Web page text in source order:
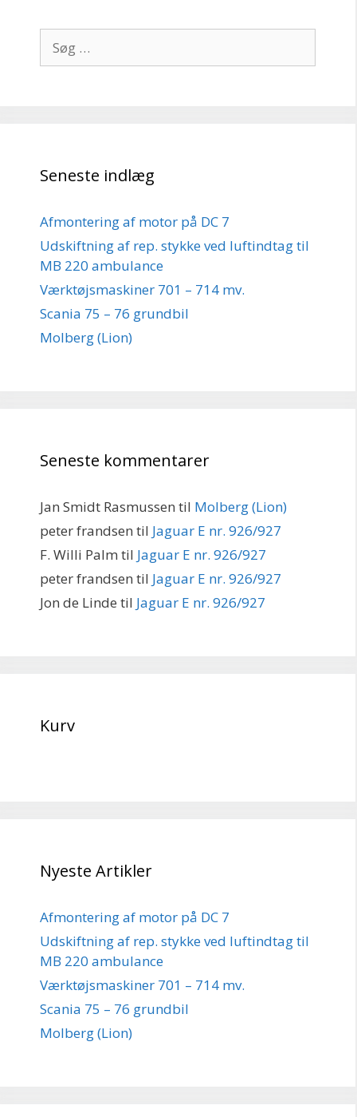
efter:
Seneste indlæg
Afmontering af motor på DC 7
Udskiftning af rep. stykke ved luftindtag til
MB 220 ambulance
Værktøjsmaskiner 701 – 714 mv.
Scania 75 – 76 grundbil
Molberg (Lion)
Seneste kommentarer
Jan Smidt Rasmussen til Molberg (Lion)
peter frandsen til Jaguar E nr. 926/927
F. Willi Palm til Jaguar E nr. 926/927
peter frandsen til Jaguar E nr. 926/927
Jon de Linde til Jaguar E nr. 926/927
Kurv
Nyeste Artikler
Afmontering af motor på DC 7
Udskiftning af rep. stykke ved luftindtag til
MB 220 ambulance
Værktøjsmaskiner 701 – 714 mv.
Scania 75 – 76 grundbil
Molberg (Lion)